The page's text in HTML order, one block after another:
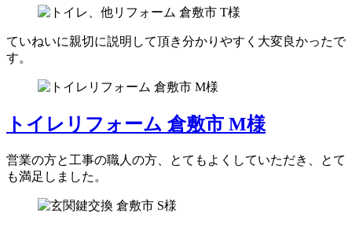
ていねいに親切に説明して頂き分かりやすく大変良かったで
す。
トイレリフォーム 倉敷市 M様
営業の方と工事の職人の方、とてもよくしていただき、とて
も満足しました。